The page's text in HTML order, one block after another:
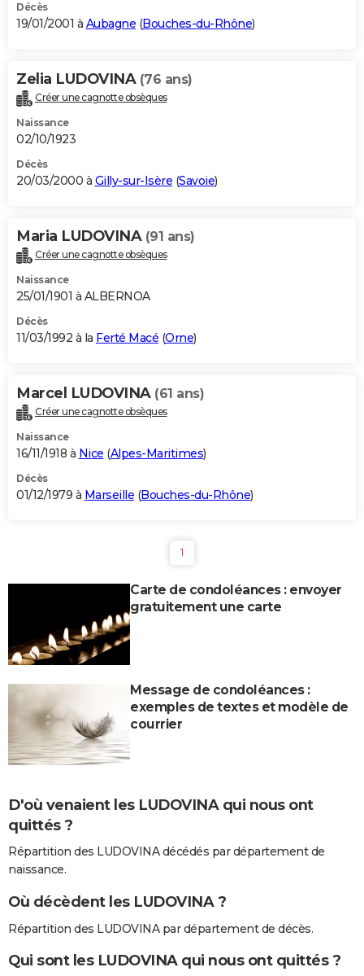
Décès
19/01/2001 à Aubagne (Bouches-du-Rhône)
Zelia LUDOVINA (76 ans)
Créer une cagnotte obsèques
Naissance
02/10/1923
Décès
20/03/2000 à Gilly-sur-Isère (Savoie)
Maria LUDOVINA (91 ans)
Créer une cagnotte obsèques
Naissance
25/01/1901 à ALBERNOA
Décès
11/03/1992 à la Ferté Macé (Orne)
Marcel LUDOVINA (61 ans)
Créer une cagnotte obsèques
Naissance
16/11/1918 à Nice (Alpes-Maritimes)
Décès
01/12/1979 à Marseille (Bouches-du-Rhône)
1
Carte de condoléances : envoyer
gratuitement une carte
Message de condoléances :
exemples de textes et modèle de
courrier
D'où venaient les LUDOVINA qui nous ont
quittés ?
Répartition des LUDOVINA décédés par département de
naissance.
Où décèdent les LUDOVINA ?
Répartition des LUDOVINA par département de décès.
Qui sont les LUDOVINA qui nous ont quittés ?